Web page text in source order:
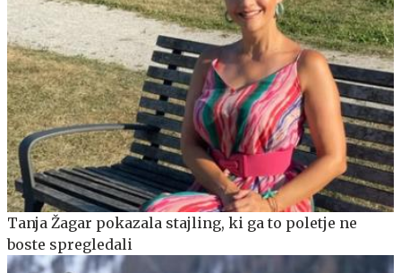
Tanja Žagar pokazala stajling, ki ga to poletje ne
boste spregledali